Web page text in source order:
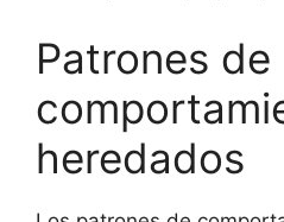
Patrones de
heredados